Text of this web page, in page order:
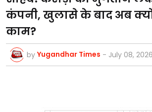
कंपनी, खुलासे के बाद अब
काम?
by Yugandhar Times - July 08, 2026